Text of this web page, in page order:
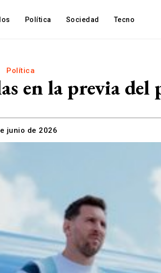
Política Sociedad Tecno
Política
en la previa
junio de 2026